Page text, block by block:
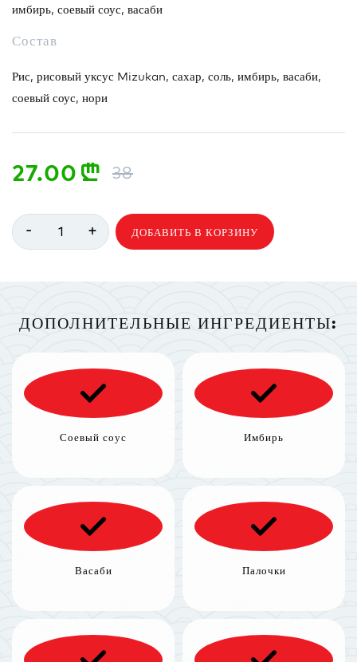
имбирь, соевый соус, васаби
Состав
Рис, рисовый уксус Mizukan, сахар, соль, имбирь, васаби,
соевый соус, нори
27.00 n 38
- 1 + ДОБАВИТЬ В КОРЗИНУ
ДОПОЛНИТЕЛЬНЫЕ ИНГРЕДИЕНТЫ:
Соевый соус Имбирь
Васаби Палочки